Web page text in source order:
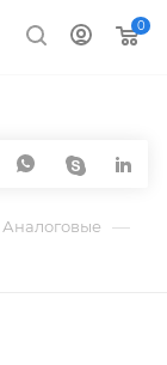
0
Аналоговые —